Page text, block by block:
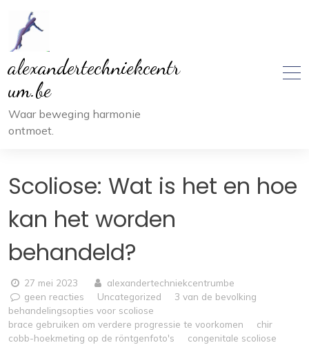
inhoud
alexandertechniekcentr
um.be
Waar beweging harmonie
ontmoet.
Scoliose: Wat is het en hoe
kan het worden
behandeld?
27 mei 2023
alexandertechniekcentrumbe
geen reacties
Uncategorized
3 van de bevolking
behandelingsopties voor scoliose
brace gebruiken om verdere progressie te voorkomen
chir
cobb-hoekmeting op de röntgenfoto's
congenitale scoliose